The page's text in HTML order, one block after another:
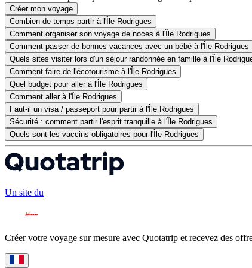
Créer mon voyage
Combien de temps partir à l'Île Rodrigues
Comment organiser son voyage de noces à l'Île Rodrigues
Comment passer de bonnes vacances avec un bébé à l'Île Rodrigues
Quels sites visiter lors d'un séjour randonnée en famille à l'Île
Comment faire de l'écotourisme à l'Île Rodrigues
Quel budget pour aller à l'Île Rodrigues
Comment aller à l'Île Rodrigues
Faut-il un visa / passeport pour partir à l'Île Rodrigues
Sécurité : comment partir l'esprit tranquille à l'Île Rodrigues
Quels sont les vaccins obligatoires pour l'Île Rodrigues
Un site du
Créer votre voyage sur mesure avec Quotatrip et recevez des